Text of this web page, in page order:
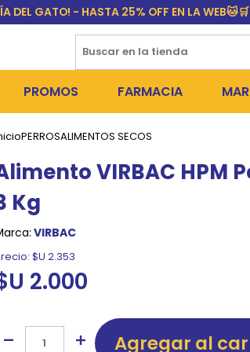
DEL GATO! - HASTA 25% OFF EN LA WEB🐱🛒
PROMOS
PERROS
GATOS
FARMACIA
PULGUICIDAS Y
PERROSALIMENTOS SECOS
VIRBAC HPM
Kg
VIRBAC
$U 2.353
2.000
Agregar al